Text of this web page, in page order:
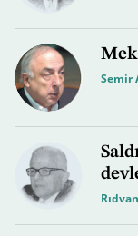
Semir